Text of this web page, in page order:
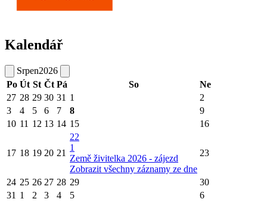
Kalendář
Srpen2026
Po Út St Čt Pá So
Ne
27 28 29 30 31 1
2
3
4 5 6 7 8
9
10 11 12 13 14 15 16
17 18 19 20 21
22
1
Země živitelka 2026 - zájezd
Zobrazit všechny záznamy ze dne
23
24 25 26 27 28 29
30
31 1 2 3 4 5 6